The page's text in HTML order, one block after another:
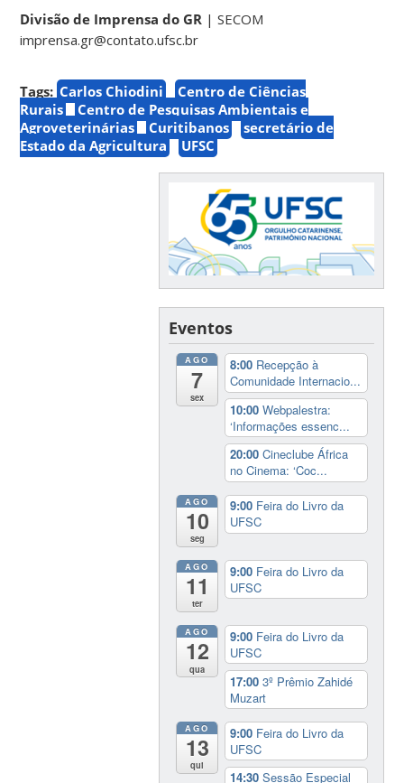
Divisão de Imprensa do GR | SECOM
imprensa.gr@contato.ufsc.br
Tags: Carlos Chiodini
Centro de Ciências
Rurais
Centro de Pesquisas Ambientais e
Agroveterinárias
Curitibanos
secretário de
Estado da Agricultura
UFSC
Eventos
AGO
7
sex
8:00 Recepção à
Comunidade Internacio...
10:00Webpalestra:
‘Informações essenc...
20:00Cineclube África
no Cinema: ‘Coc...
AGO
10
seg
9:00 Feira do Livro da
UFSC
AGO
11
ter
9:00 Feira do Livro da
UFSC
AGO
12
qua
9:00 Feira do Livro da
UFSC
17:003º Prêmio Zahidé
Muzart
AGO
13
qui
9:00 Feira do Livro da
UFSC
14:30Sessão Especial